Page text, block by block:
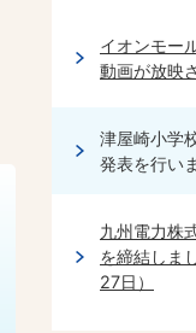
イオンモー
動画が放映
津屋崎小学
発表を行い
九州電力株
を締結しま
27日）